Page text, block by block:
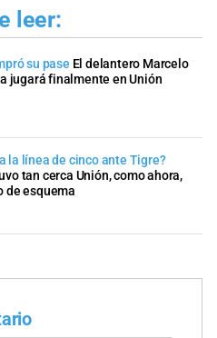
leer:
su pase El delantero Marcelo
jugará finalmente en Unión
la línea de cinco ante Tigre?
tan cerca Unión, como ahora,
de esquema